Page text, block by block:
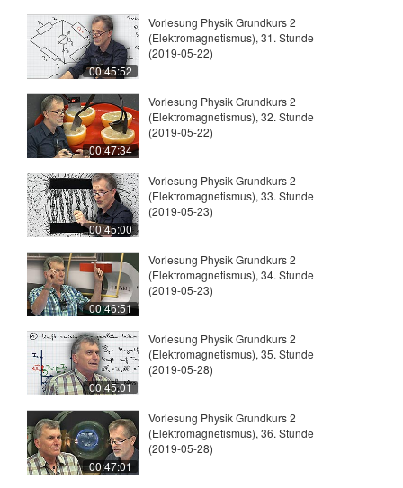
00:45:52
Vorlesung Physik Grundkurs 2
(Elektromagnetismus), 31. Stunde
(2019-05-22)
00:47:34
Vorlesung Physik Grundkurs 2
(Elektromagnetismus), 32. Stunde
(2019-05-22)
00:45:00
Vorlesung Physik Grundkurs 2
(Elektromagnetismus), 33. Stunde
(2019-05-23)
00:46:51
Vorlesung Physik Grundkurs 2
(Elektromagnetismus), 34. Stunde
(2019-05-23)
00:45:01
Vorlesung Physik Grundkurs 2
(Elektromagnetismus), 35. Stunde
(2019-05-28)
00:47:01
Vorlesung Physik Grundkurs 2
(Elektromagnetismus), 36. Stunde
(2019-05-28)